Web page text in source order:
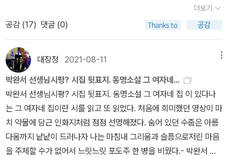
전 배흘림기둥에 기대서서’ 도 읽은 책이고 ’어느 가슴엔들 시가 꽃피
지 않으랴’ 라는 가끔 꺼내 보는 시집이며 박경리의 유고시집인 ’버리
영혼의 편지’ 는 예전에 읽은 책이라 더 가깝게 오솔길을 느긋하게 걸
어볼 수 있었던 것 같다.노작가님이 풀어내는 구수한 이야기와 함께
하니 위에 나열한 책들이 더 재밌어졌다. 작가들은 남의 책을 잘 읽지
않을것만 같은데 일본이 무라카미 하루키며 국내의 구간 신간을 아우
르며 독서를 하시는 듯 하여 존경스럽다. 주말에 아이들을 학교에 데
려다 주며 가다가 라디오를 듣게 되었다. 그곳에서 나온 말중에 ’정적
인 취미활동인 독서나 영화감상 음악감상등은 많은 행복을 준다. 하
지만 동적인 취미활동은 정적인 취미활동보다는 많은 행복감을 주지
요.이미 지나온 길보다 가지 못한 길을 더 오래 붙잡고 있게 되는 순간
들은 어쩌면 늘 살지 못한 삶을 함께 끌어안고 살아가는지도 모르겠
습니다.『못 가본 길이 더 아름답다』는 바로 그 마음을 조용히 건드리
는 책입니다.이 책은 저자의 마지막 산문집으로 오랜 시간 살아온 사
람이기에 들려줄 수 있는 이야기들을 담고 있습니다.삶의 끝자락에서
돌아보는 시간들은 화려하지 않지만 오히려 더 단단하게 느껴졌습니
다.우리가 놓치고 사는 것들우리는 늘 더 나은 선택, 더 좋은 결과를
향해 달려갑니다.하지만 그 과정에서 이미 가진 것들, 지금 곁에 있는
것들을 놓치곤 하죠.책은 이러한 삶의 속도를 잠시 멈추게 합니다.눈
에 띄지 않던 일상, 사소한 존재들, 지나온 시간까지도 다시 바라보게
만듭니다.특히 인상 깊었던 점은 삶을 평가하거나 정리하려 하지 않
더보기
공감 (17) 댓글 (0)
대장정 2021-08-11
박완서 선생님시평? 시집 뒷표지. 동명소설 그 여자네...
박완서 선생님시평? 시집 뒷표지. 동명소설 그 여자네 집 이 있다나
는 그 여자네 집이란 시를 읽고 또 읽었다. 처음에 희미했던 영상이 마
치 약물에 담근 인화지처럼 점점 선명해졌다. 숨어 있던 수줍은 아름
다움까지 낱낱이 드러나자 나는 마침내 그리움과 슬픔으로저린 마음
을 주체할 수가 없어서 느릿느릿 포도주 한 병을 비웠다.- 박완서 소